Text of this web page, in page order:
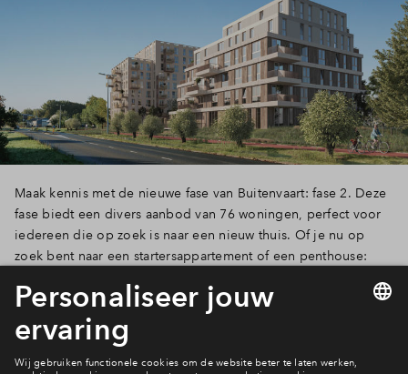
Maak kennis met de nieuwe fase van Buitenvaart: fase 2. Deze
fase biedt een divers aanbod van 76 woningen, perfect voor
iedereen die op zoek is naar een nieuw thuis. Of je nu op
zoek bent naar een startersappartement of een penthouse:
Lees verder